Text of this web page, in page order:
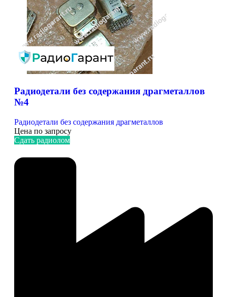
Радиодетали без содержания драгметаллов
№4
Радиодетали без содержания драгметаллов
Цена по запросу
Сдать радиолом